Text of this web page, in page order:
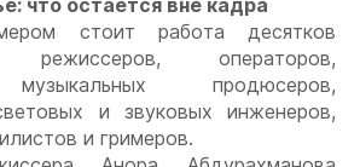
стоит работа десятков
режиссеров, операторов,
продюсеров,
и звуковых инженеров,
и гримеров.